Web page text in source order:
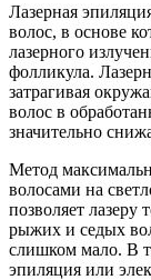
Лазерная
волос, в основе
лазерного
фолликула.
затрагивая
волос в
значительно
Метод
волосами на
позволяет лазеру
рыжих и седых
слишком мало. В
эпиляция или